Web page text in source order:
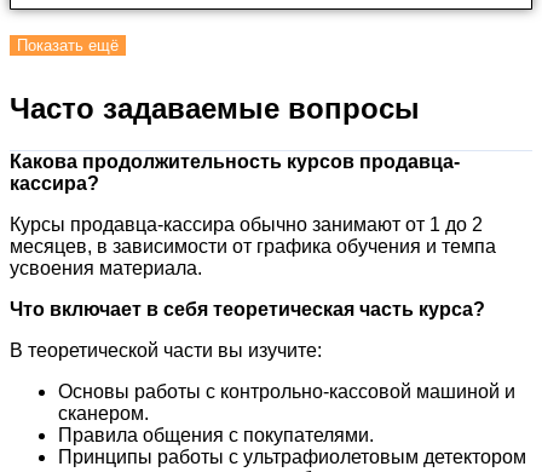
Показать ещё
Часто задаваемые вопросы
Какова продолжительность курсов продавца-
кассира?
Курсы продавца-кассира обычно занимают от 1 до 2
месяцев, в зависимости от графика обучения и темпа
усвоения материала.
Что включает в себя теоретическая часть курса?
В теоретической части вы изучите:
Основы работы с контрольно-кассовой машиной и
сканером.
Правила общения с покупателями.
Принципы работы с ультрафиолетовым детектором